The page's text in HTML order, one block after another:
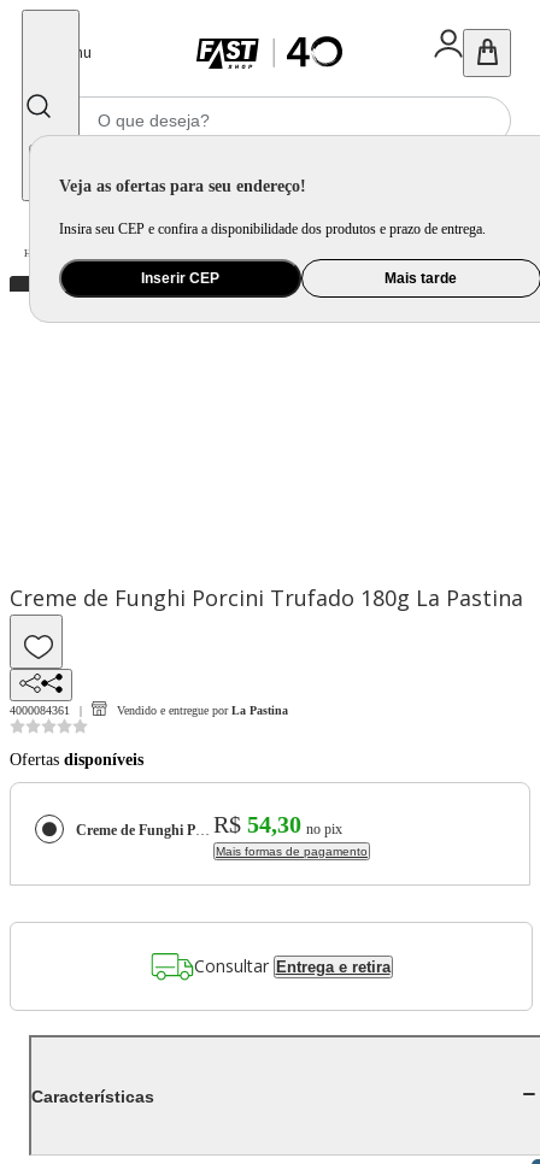
Menu
Veja as ofertas para seu endereço!
Insira seu CEP e confira a disponibilidade dos produtos e prazo de entrega.
Inserir CEP Mais tarde
Home
Creme de Funghi Porcini Trufado 180g La Pastina
4000084361 Vendido e entregue por La Pastina
Ofertas disponíveis
Creme de Funghi Porcini Trufado 180g La Pastina R$ 54,30 no pix
Mais formas de pagamento
Consultar Entrega e retira
Características